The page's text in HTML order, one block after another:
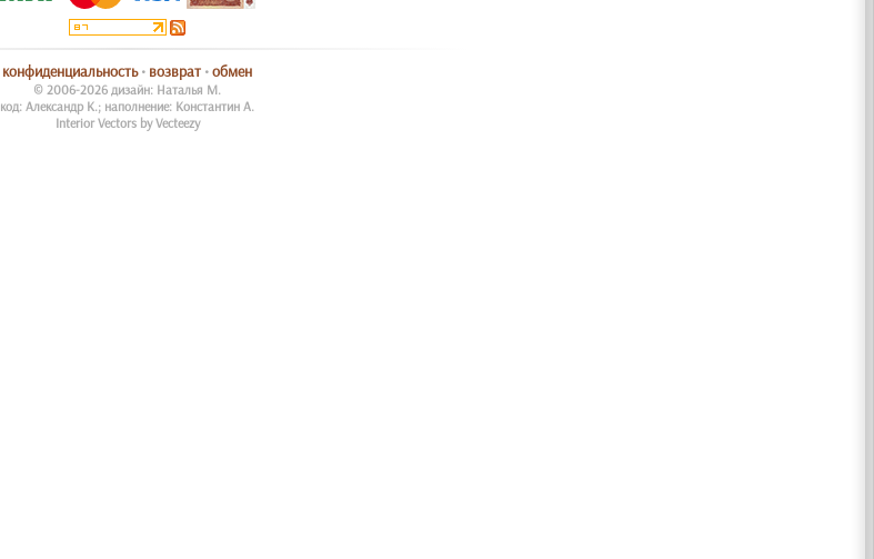
конфиденциальность• возврат •обмен
© 2006-2026 дизайн: Наталья М.
код: Александр К.; наполнение: Константин А.
Interior Vectors by Vecteezy